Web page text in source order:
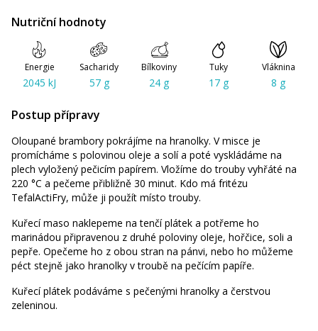
Nutriční hodnoty
Energie
2045 kJ
Sacharidy
57 g
Bílkoviny
24 g
Tuky
17 g
Vláknina
8 g
Postup přípravy
Oloupané brambory pokrájíme na hranolky. V misce je
promícháme s polovinou oleje a solí a poté vyskládáme na
plech vyložený pečicím papírem. Vložíme do trouby vyhřáté na
220 °C a pečeme přibližně 30 minut. Kdo má fritézu
TefalActiFry, může ji použít místo trouby.
Kuřecí maso naklepeme na tenčí plátek a potřeme ho
marinádou připravenou z druhé poloviny oleje, hořčice, soli a
pepře. Opečeme ho z obou stran na pánvi, nebo ho můžeme
péct stejně jako hranolky v troubě na pečícím papíře.
Kuřecí plátek podáváme s pečenými hranolky a čerstvou
zeleninou.